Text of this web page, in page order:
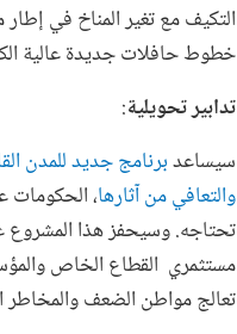
التكيف مع تغير المناخ في
خطوط حافلات جديدة عالية
تدابير تحويلية:
سيساعدبرنامج جديد للمدن
والتعافي من آثارها، الحكومات
تحتاجه. وسيحفز هذا المشروع
مستثمري القطاع الخاص
تعالج مواطن الضعف والمخاطر